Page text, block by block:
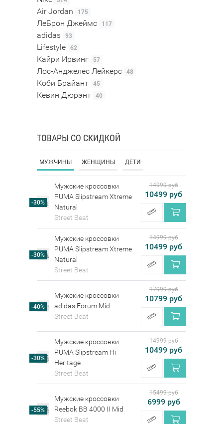
Air Jordan 175
ЛеБрон Джеймс 117
adidas 93
Lifestyle 62
Кайри Ирвинг 57
Лос-Анджелес Лейкерс 48
Коби Брайант 45
Кевин Дюрэнт 40
ТОВАРЫ СО СКИДКОЙ
МУЖЧИНЫ ЖЕНЩИНЫ ДЕТИ
-30%
Мужские кроссовки
PUMA Slipstream Xtreme
Natural
Street Beat
14999 руб
10499 руб
-30%
Мужские кроссовки
PUMA Slipstream Xtreme
Natural
Street Beat
14999 руб
10499 руб
-40%
Мужские кроссовки
adidas Forum Mid
Street Beat
17999 руб
10799 руб
-30%
Мужские кроссовки
PUMA Slipstream Hi
Heritage
Street Beat
14999 руб
10499 руб
-55%
Мужские кроссовки
Reebok BB 4000 II Mid
Street Beat
15499 руб
6999 руб